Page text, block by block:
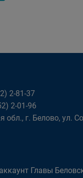
2-81-37
2-01-96
обл., г. Белово, ул.
Главы